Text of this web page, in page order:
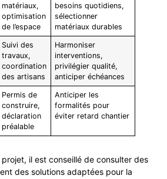
matériaux,
optimisation
de l’espace
besoins quotidiens,
sélectionner
matériaux durables
Suivi des
travaux,
coordination
des artisans
Harmoniser
interventions,
privilégier qualité,
anticiper échéances
Permis de
construire,
déclaration
préalable
Anticiper les
formalités pour
éviter retard chantier
il est conseillé de consulter des
des solutions adaptées pour la